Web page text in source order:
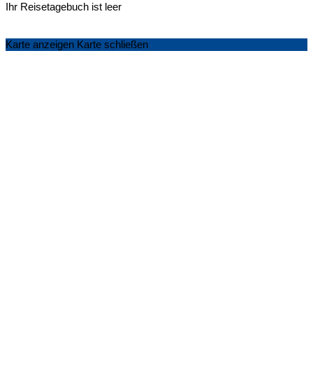
Ihr Reisetagebuch ist leer
Karte anzeigen Karte schließen